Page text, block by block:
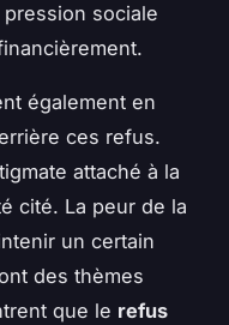
sociale
également en
ces refus.
attaché à la
cité. La peur de la
un certain
des thèmes
que le refus